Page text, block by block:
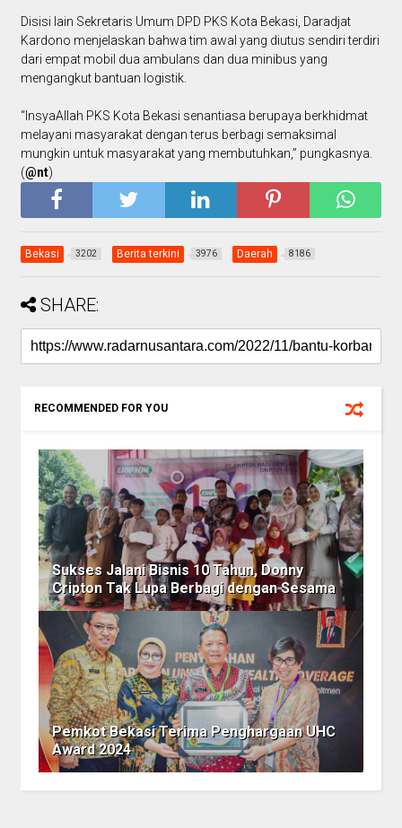
Disisi lain Sekretaris Umum DPD PKS Kota Bekasi, Daradjat
Kardono menjelaskan bahwa tim awal yang diutus sendiri terdiri
dari empat mobil dua ambulans dan dua minibus yang
mengangkut bantuan logistik.
“InsyaAllah PKS Kota Bekasi senantiasa berupaya berkhidmat
melayani masyarakat dengan terus berbagi semaksimal
mungkin untuk masyarakat yang membutuhkan,” pungkasnya.
(@nt)
Bekasi 3202 Berita terkini 3976 Daerah 8186
SHARE:
RECOMMENDED FOR YOU
Sukses Jalani Bisnis 10 Tahun, Donny
Cripton Tak Lupa Berbagi dengan Sesama
Pemkot Bekasi Terima Penghargaan UHC
Award 2024